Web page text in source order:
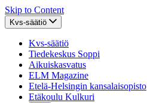
Skip to Content
Kvs-säätiö
Kvs-säätiö
Tiedekeskus Soppi
Aikuiskasvatus
ELM Magazine
Etelä-Helsingin kansalaisopisto
Etäkoulu Kulkuri